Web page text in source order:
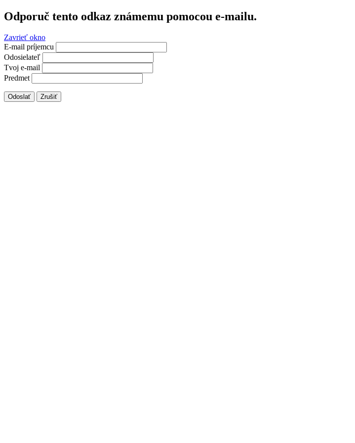
Odporuč tento odkaz známemu pomocou e-mailu.
Zavrieť okno
E-mail príjemcu
Odosielateľ
Tvoj e-mail
Predmet
Odoslať Zrušiť